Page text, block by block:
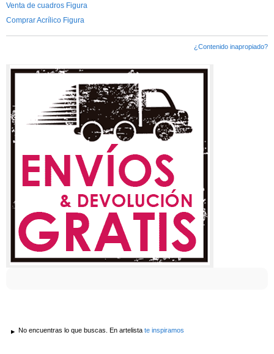
Venta de cuadros Figura
Comprar Acrílico Figura
¿Contenido inapropiado?
No encuentras lo que buscas. En artelista te inspiramos